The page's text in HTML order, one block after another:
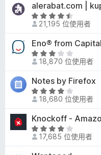
分
，
滿
分
分
.
4
，
滿
分
分
alerabat.com |
評
價
4
.
3
，
滿
分
分
21,195 位使用者
Eno® from
評
價
3
分
，
分
5
分
18,870 位使用者
Notes by Firefox
評
價
4
分
，
18,680 位使用者
Knockoff -
評
價
3
17,685 位使用者